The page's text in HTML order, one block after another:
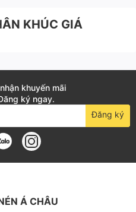
máy sấy khí
máy sấy khí
Series tại
KHÚC GIÁ
khuyến mãi
ký ngay.
Đăng ký
Á CHÂU